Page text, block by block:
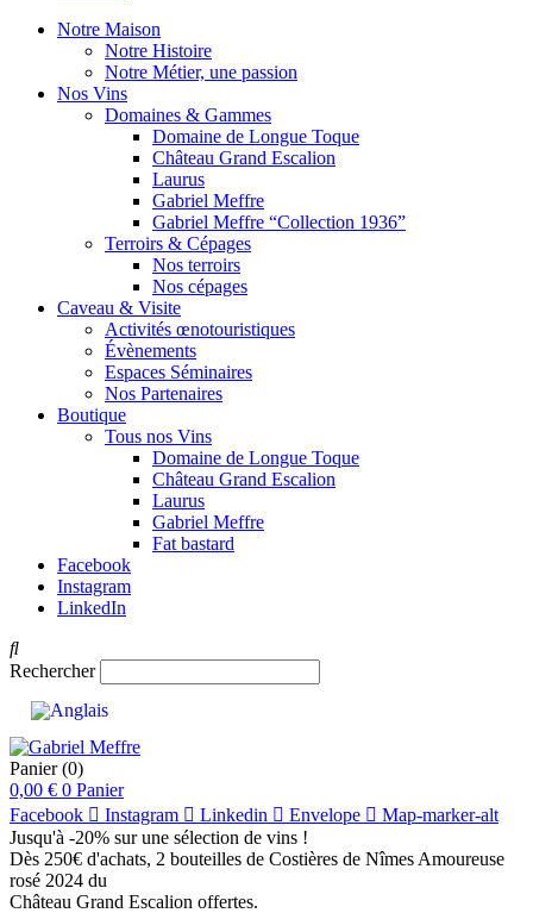
Notre Maison
Notre Histoire
Notre Métier, une passion
Nos Vins
Domaines & Gammes
Domaine de Longue Toque
Château Grand Escalion
Laurus
Gabriel Meffre
Gabriel Meffre “Collection 1936”
Terroirs & Cépages
Nos terroirs
Nos cépages
Caveau & Visite
Activités œnotouristiques
Évènements
Espaces Séminaires
Nos Partenaires
Boutique
Tous nos Vins
Domaine de Longue Toque
Château Grand Escalion
Laurus
Gabriel Meffre
Fat bastard
Facebook
Instagram
LinkedIn
Rechercher
Panier (0)
0,00 € 0 Panier
Facebook
Instagram Linkedin Envelope
Map-marker-alt
Jusqu'à -20% sur une sélection de vins !
Dès 250€ d'achats, 2 bouteilles de Costières de Nîmes Amoureuse
rosé 2024 du
Château Grand Escalion offertes.